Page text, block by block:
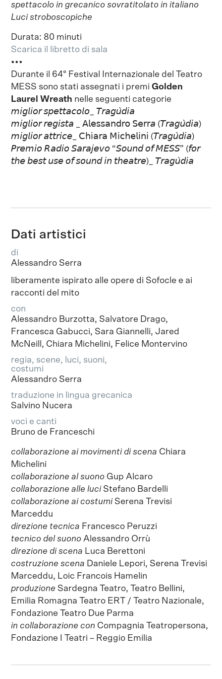
spettacolo in grecanico sovratitolato in italiano
Luci stroboscopiche
Durata: 80 minuti
Scarica il libretto di sala
•••
Durante il 64° Festival Internazionale del Teatro
MESS sono stati assegnati i premiGolden
Laurel Wreath nelle seguenti categorie
𝘮𝘪𝘨𝘭𝘪𝘰𝘳 𝘴𝘱𝘦𝘵𝘵𝘢𝘤𝘰𝘭𝘰_ 𝘛𝘳𝘢𝘨𝘶̀𝘥𝘪𝘢
𝘮𝘪𝘨𝘭𝘪𝘰𝘳 𝘳𝘦𝘨𝘪𝘴𝘵𝘢 _ 𝖠𝗅𝖾𝗌𝗌𝖺𝗇𝖽𝗋𝗈 𝖲𝖾𝗋𝗋𝘢 (𝘛𝘳𝘢𝘨𝘶̀𝘥𝘪𝘢)
𝘮𝘪𝘨𝘭𝘪𝘰𝘳 𝘢𝘵𝘵𝘳𝘪𝘤𝘦_ 𝖢𝗁𝗂𝖺𝗋𝖺 𝖬𝗂𝖼𝗁𝖾𝗅𝗂𝗇𝗂 (𝘛𝘳𝘢𝘨𝘶̀𝘥𝘪𝘢)
𝘗𝘳𝘦𝘮𝘪𝘰 𝘙𝘢𝘥𝘪𝘰 𝘚𝘢𝘳𝘢𝘫𝘦𝘷𝘰 “𝘚𝘰𝘶𝘯𝘥 𝘰𝘧 𝘔𝘌𝘚𝘚” (𝘧𝘰𝘳
𝘵𝘩𝘦 𝘣𝘦𝘴𝘵 𝘶𝘴𝘦 𝘰𝘧 𝘴𝘰𝘶𝘯𝘥 𝘪𝘯 𝘵𝘩𝘦𝘢𝘵𝘳𝘦)_ 𝘛𝘳𝘢𝘨𝘶̀𝘥𝘪𝘢
Dati artistici
di
Alessandro Serra
liberamente ispirato alle opere di Sofocle e ai
racconti del mito
con
Alessandro Burzotta, Salvatore Drago,
Francesca Gabucci, Sara Giannelli, Jared
McNeill, Chiara Michelini, Felice Montervino
regia, scene, luci, suoni,
costumi
Alessandro Serra
traduzione in lingua grecanica
Salvino Nucera
voci e canti
Bruno de Franceschi
collaborazione ai movimenti di scena Chiara
Michelini
collaborazione al suono Gup Alcaro
collaborazione alle luciStefano Bardelli
collaborazione ai costumiSerena Trevisi
Marceddu
direzione tecnica Francesco Peruzzi
tecnico del suono Alessandro Orrù
direzione di scena Luca Berettoni
costruzione scena Daniele Lepori, Serena Trevisi
Marceddu, Loic Francois Hamelin
produzione Sardegna Teatro, Teatro Bellini,
Emilia Romagna Teatro ERT / Teatro Nazionale,
Fondazione Teatro Due Parma
in collaborazione con Compagnia Teatropersona,
Fondazione I Teatri – Reggio Emilia